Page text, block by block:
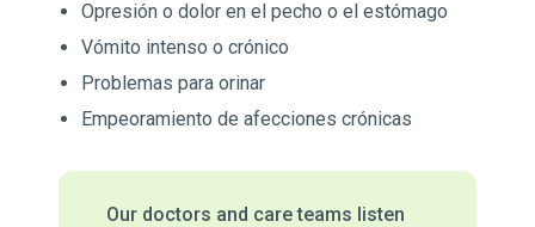
Opresión o dolor en el pecho o el estómago
Vómito intenso o crónico
Problemas para orinar
Empeoramiento de afecciones crónicas
Our doctors and care teams listen